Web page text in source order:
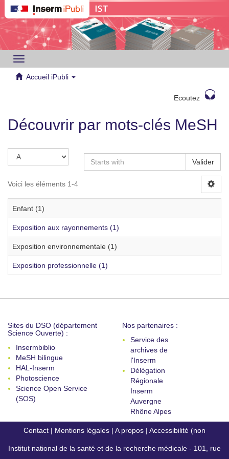
Toggle
navigation
Accueil iPubli
Ecoutez
Découvrir par mots-clés MeSH
Valider
Voici les éléments 1-4
Enfant (1)
Exposition aux rayonnements (1)
Exposition environnementale (1)
Exposition professionnelle (1)
Sites du DSO (département
Science Ouverte) :
Insermbiblio
MeSH bilingue
HAL-Inserm
Photoscience
Science Open Service
(SOS)
Nos partenaires :
Service des
archives de
l'Inserm
Délégation
Régionale
Inserm
Auvergne
Rhône Alpes
Contact | Mentions légales | A propos | Accessibilité (non
conforme)
Institut national de la santé et de la recherche médicale - 101, rue